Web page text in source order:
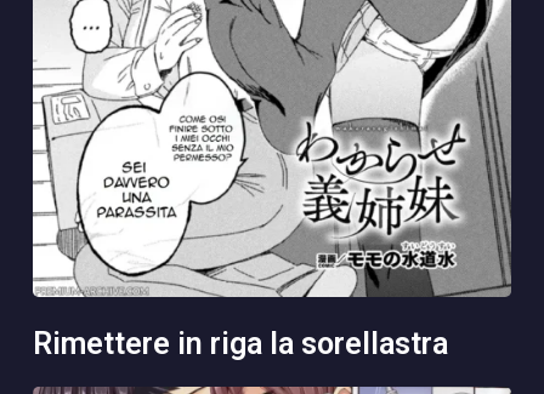
rimettere in riga la sorellastra